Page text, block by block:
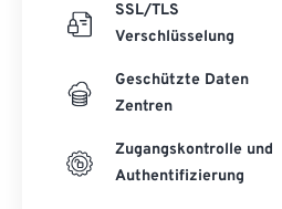
SSL/TLS
Verschlüsselung
Geschützte Daten
Zentren
Zugangskontrolle und
Authentifizierung